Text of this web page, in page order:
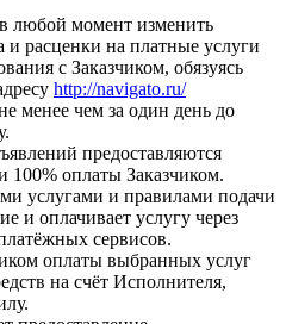
любой момент изменить
и расценки на платные услуги
с Заказчиком, обязуясь
http://navigato.ru/
менее чем за один день до
предоставляются
100% оплаты Заказчиком.
услугами и правилами подачи
и оплачивает услугу через
сервисов.
оплаты выбранных услуг
на счёт Исполнителя,